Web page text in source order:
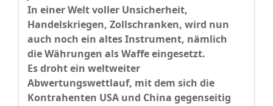
In einer Welt voller Unsicherheit,
Handelskriegen, Zollschranken, wird nun
auch noch ein altes Instrument, nämlich
die Währungen als Waffe eingesetzt.
Es droht ein weltweiter
Abwertungswettlauf, mit dem sich die
Kontrahenten USA und China gegenseitig